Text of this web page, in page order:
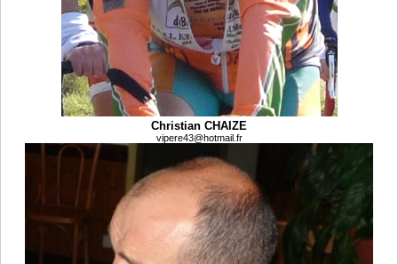
Christian CHAIZE
vipere43@hotmail.fr